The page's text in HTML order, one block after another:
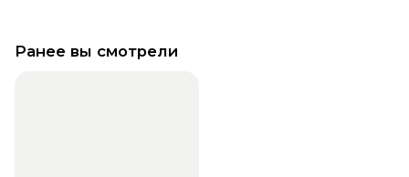
Ранее вы смотрели